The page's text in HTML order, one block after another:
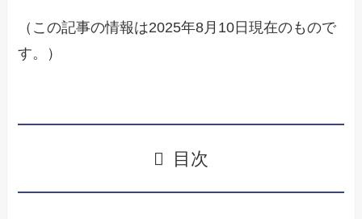
（この記事の情報は2025年8月10日現在のもので
す。）
目次